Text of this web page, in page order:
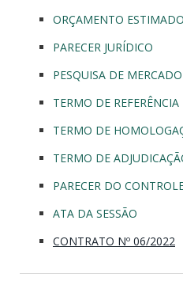
ORÇAMENTO
PARECER JURÍDICO
PESQUISA DE MERCADO
TERMO DE REFERÊNCIA
TERMO DE
TERMO DE
PARECER DO
ATA DA SESSÃO
CONTRATO Nº 06/2022